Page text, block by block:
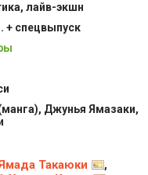
лайв-экшн
+ спецвыпуск
Джунья Ямазаки,
Такаюки ,